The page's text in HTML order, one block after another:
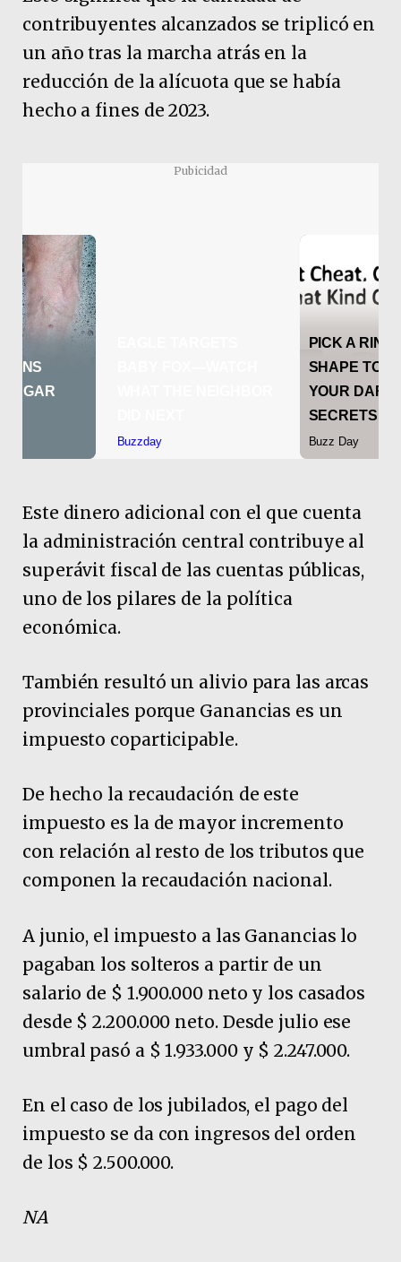
contribuyentes alcanzados se triplicó en
un año tras la marcha atrás en la
reducción de la alícuota que se había
hecho a fines de 2023.
Pubicidad
Este dinero adicional con el que cuenta
la administración central contribuye al
superávit fiscal de las cuentas públicas,
uno de los pilares de la política
económica.
También resultó un alivio para las arcas
provinciales porque Ganancias es un
impuesto coparticipable.
De hecho la recaudación de este
impuesto es la de mayor incremento
con relación al resto de los tributos que
componen la recaudación nacional.
A junio, el impuesto a las Ganancias lo
pagaban los solteros a partir de un
salario de $ 1.900.000 neto y los casados
desde $ 2.200.000 neto. Desde julio ese
umbral pasó a $ 1.933.000 y $ 2.247.000.
En el caso de los jubilados, el pago del
impuesto se da con ingresos del orden
de los $ 2.500.000.
NA